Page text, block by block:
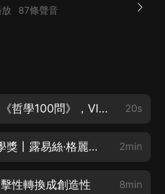
87條聲音
【好消息】書傑《哲學100問》，VIP用戶暢聽啦！ 20s
2020諾貝爾文學獎丨露易絲·格麗克詩歌：别離 2min
性轉換成創造性 8min